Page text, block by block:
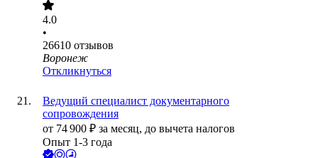
4.0
•
26610 отзывов
Воронеж
Откликнуться
Ведущий специалист документарного
сопровождения
от 74 900 ₽ за месяц, до вычета налогов
Опыт 1-3 года